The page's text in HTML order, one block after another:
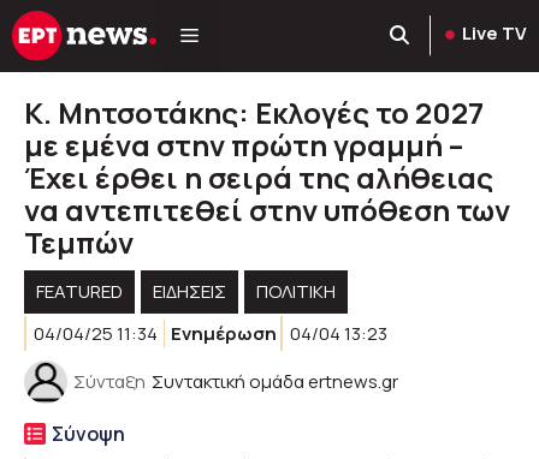
Μετάβαση
σε
Live TV
Κ. Μητσοτάκης: Εκλογές το 2027
με εμένα στην πρώτη γραμμή –
Έχει έρθει η σειρά της αλήθειας
να αντεπιτεθεί στην υπόθεση των
Τεμπών
FEATURED ΕΙΔΗΣΕΙΣ
ΠΟΛΙΤΙΚΉ
04/04/25 11:34
Ενημέρωση 04/04 13:23
Σύνταξη Συντακτική ομάδα ertnews.gr
Σύνοψη